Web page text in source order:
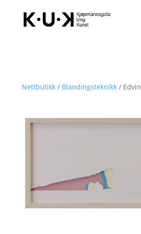
Nettbutikk/ Blandingsteknikk/